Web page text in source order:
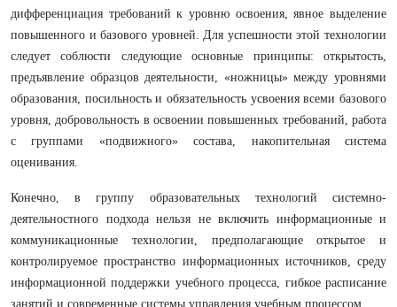
дифференциация требований к уровню освоения, явное выделение
повышенного и базового уровней. Для успешности этой технологии
следует соблюсти следующие основные принципы: открытость,
предъявление образцов деятельности, «ножницы» между уровнями
образования, посильность и обязательность усвоения всеми базового
уровня, добровольность в освоении повышенных требований, работа
с группами «подвижного» состава, накопительная система
оценивания.
Конечно, в группу образовательных технологий системно-
деятельностного подхода нельзя не включить информационные и
коммуникационные технологии, предполагающие открытое и
контролируемое пространство информационных источников, среду
информационной поддержки учебного процесса, гибкое расписание
занятий и современные системы управления учебным процессом.